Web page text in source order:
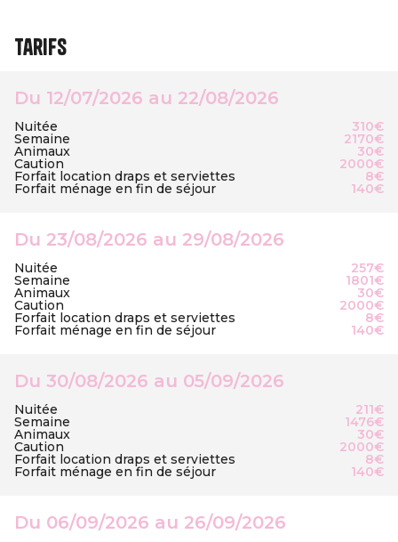
Tarifs
Du 12/07/2026 au 22/08/2026
Nuitée 310€
Semaine 2170€
Animaux 30€
Caution 2000€
Forfait location draps et serviettes 8€
Forfait ménage en fin de séjour 140€
Du 23/08/2026 au 29/08/2026
Nuitée 257€
Semaine 1801€
Animaux 30€
Caution 2000€
Forfait location draps et serviettes 8€
Forfait ménage en fin de séjour 140€
Du 30/08/2026 au 05/09/2026
Nuitée 211€
Semaine 1476€
Animaux 30€
Caution 2000€
Forfait location draps et serviettes 8€
Forfait ménage en fin de séjour 140€
Du 06/09/2026 au 26/09/2026